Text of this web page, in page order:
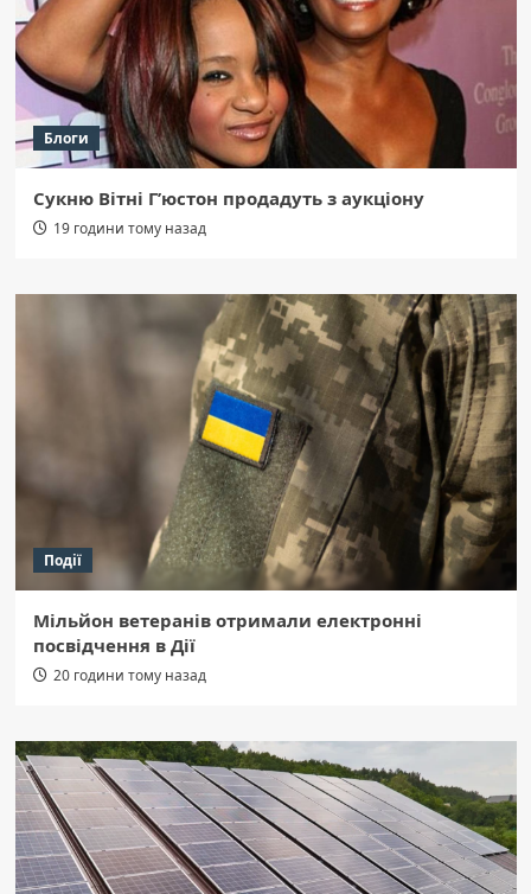
Блоги
Сукню Вітні Г’юстон продадуть з аукціону
19 години тому назад
Події
Мільйон ветеранів отримали електронні
посвідчення в Дії
20 години тому назад